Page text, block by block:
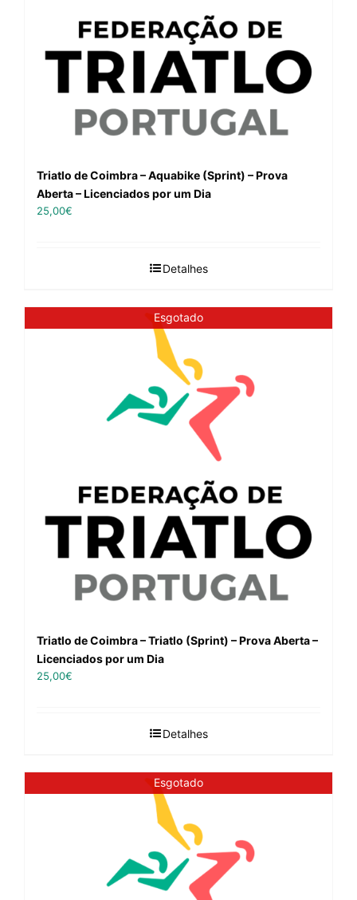
Triatlo de Coimbra – Aquabike (Sprint) – Prova
Aberta – Licenciados por um Dia
25,00€
Detalhes
Esgotado
Triatlo de Coimbra – Triatlo (Sprint) – Prova Aberta –
Licenciados por um Dia
25,00€
Detalhes
Esgotado